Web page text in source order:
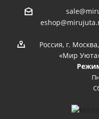
Россия, г.
«Мир